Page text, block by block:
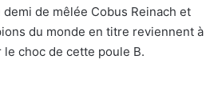
de mêlée Cobus Reinach et
du monde en titre reviennent à
choc de cette poule B.